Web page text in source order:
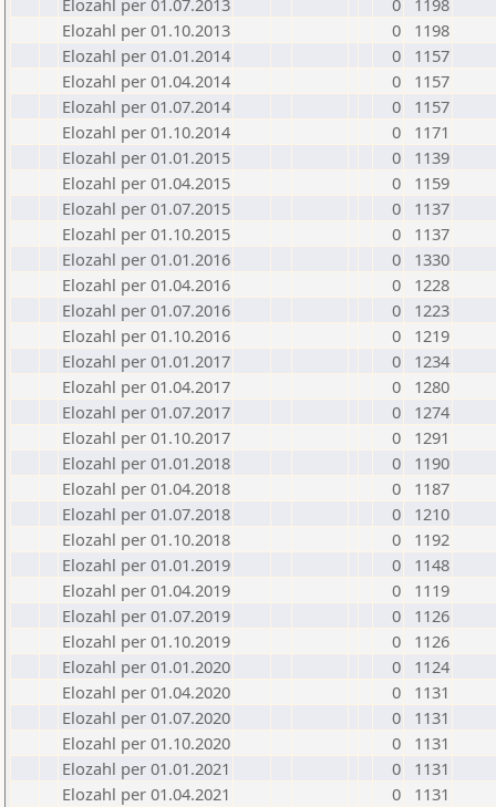
Elozahl per 01.07.2013
0
1198
Elozahl per 01.10.2013
0
1198
Elozahl per 01.01.2014
0
1157
Elozahl per 01.04.2014
0
1157
Elozahl per 01.07.2014
0
1157
Elozahl per 01.10.2014
0
1171
Elozahl per 01.01.2015
0
1139
Elozahl per 01.04.2015
0
1159
Elozahl per 01.07.2015
0
1137
Elozahl per 01.10.2015
0
1137
Elozahl per 01.01.2016
0
1330
Elozahl per 01.04.2016
0
1228
Elozahl per 01.07.2016
0
1223
Elozahl per 01.10.2016
0
1219
Elozahl per 01.01.2017
0
1234
Elozahl per 01.04.2017
0
1280
Elozahl per 01.07.2017
0
1274
Elozahl per 01.10.2017
0
1291
Elozahl per 01.01.2018
0
1190
Elozahl per 01.04.2018
0
1187
Elozahl per 01.07.2018
0
1210
Elozahl per 01.10.2018
0
1192
Elozahl per 01.01.2019
0
1148
Elozahl per 01.04.2019
0
1119
Elozahl per 01.07.2019
0
1126
Elozahl per 01.10.2019
0
1126
Elozahl per 01.01.2020
0
1124
Elozahl per 01.04.2020
0
1131
Elozahl per 01.07.2020
0
1131
Elozahl per 01.10.2020
0
1131
Elozahl per 01.01.2021
0
1131
Elozahl per 01.04.2021
0
1131